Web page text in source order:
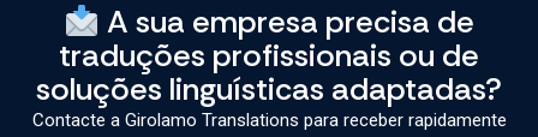
A sua empresa precisa de
traduções profissionais ou de
soluções linguísticas adaptadas?
Contacte a Girolamo Translations para receber rapidamente